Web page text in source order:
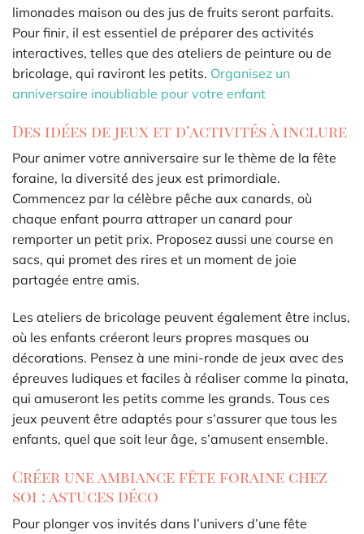
limonades maison ou des jus de fruits seront parfaits.
Pour finir, il est essentiel de préparer des activités
interactives, telles que des ateliers de peinture ou de
bricolage, qui raviront les petits. Organisez un
anniversaire inoubliable pour votre enfant
Des idées de jeux et d’activités à inclure
Pour animer votre anniversaire sur le thème de la fête
foraine, la diversité des jeux est primordiale.
Commencez par la célèbre pêche aux canards, où
chaque enfant pourra attraper un canard pour
remporter un petit prix. Proposez aussi une course en
sacs, qui promet des rires et un moment de joie
partagée entre amis.
Les ateliers de bricolage peuvent également être inclus,
où les enfants créeront leurs propres masques ou
décorations. Pensez à une mini-ronde de jeux avec des
épreuves ludiques et faciles à réaliser comme la pinata,
qui amuseront les petits comme les grands. Tous ces
jeux peuvent être adaptés pour s’assurer que tous les
enfants, quel que soit leur âge, s’amusent ensemble.
Créer une ambiance fête foraine chez
soi : astuces déco
Pour plonger vos invités dans l’univers d’une fête